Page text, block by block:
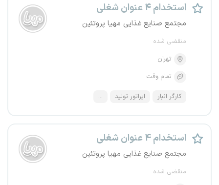
استخدام ۴ عنوان شغلی
مجتمع صنایع غذایی مهیا پروتئین
منقضی شده
تهران
تمام وقت
کارگر انبار اپراتور تولید ...
استخدام ۴ عنوان شغلی
مجتمع صنایع غذایی مهیا پروتئین
منقضی شده